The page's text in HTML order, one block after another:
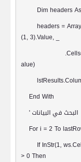
Dim headers
headers =
(1, 3).Value, _
alue)
End With
'البحث في البيانات
For i = 2 To
If InStr(1,
> 0 Then